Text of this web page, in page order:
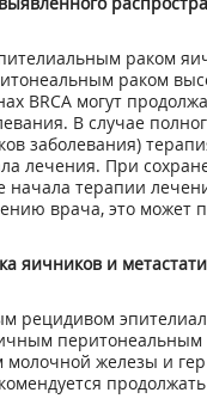
раком
раком
BRCA могут
В случае
заболевания)
лечения. При
начала терапии
врача, это может
яичников и
рецидивом
перитонеальным
молочной железы и